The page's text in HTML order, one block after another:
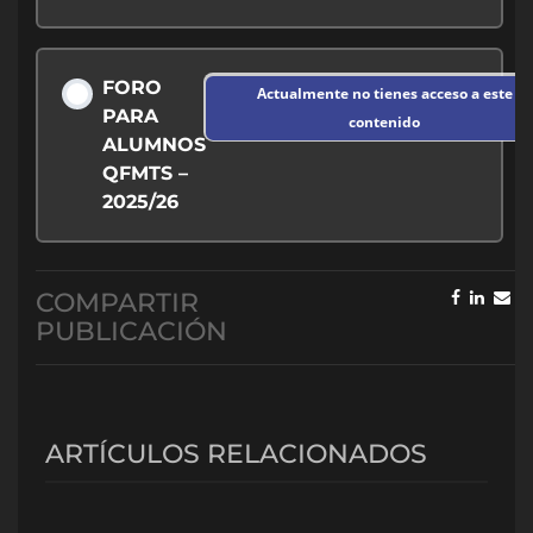
M15 – Sistema Métodos. Isometri, Excentric,
Concentric (Video)
M15 – Resumen Mod anterior (Video)
M15 – Planificación, Periodización y
FORO
PARA
ALUMNOS
QFMTS –
2025/26
Actualmente no tienes acceso a este
contenido
COMPARTIR
PUBLICACIÓN
ARTÍCULOS RELACIONADOS